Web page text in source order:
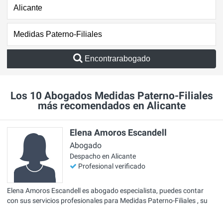
Encontrarabogado
Los 10 Abogados Medidas Paterno-Filiales
más recomendados en Alicante
Elena Amoros Escandell
Abogado
Despacho en Alicante
Profesional verificado
Elena Amoros Escandell es abogado especialista, puedes contar
con sus servicios profesionales para Medidas Paterno-Filiales , su